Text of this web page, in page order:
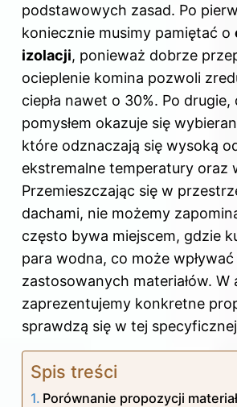
podstawowych zasad. Po
koniecznie musimy pamiętać o
izolacji, ponieważ dobrze
ocieplenie komina pozwoli
ciepła nawet o 30%. Po drugie,
pomysłem okazuje się
które odznaczają się wysoką
ekstremalne temperatury oraz
Przemieszczając się w
dachami, nie możemy
często bywa miejscem, gdzie
para wodna, co może
zastosowanych materiałów. W
zaprezentujemy konkretne
sprawdzą się w tej
Spis treści
Porównanie propozycji